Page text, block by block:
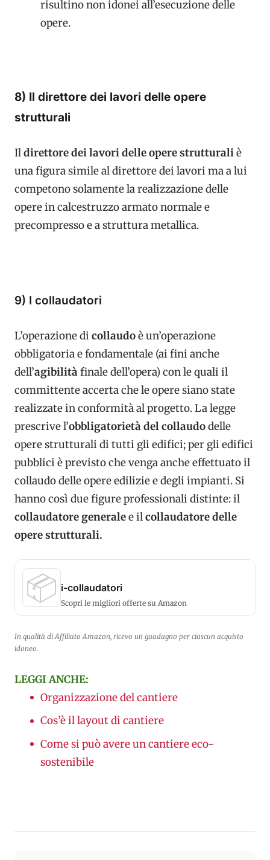
risultino non idonei all’esecuzione delle
opere.
8) Il direttore dei lavori delle opere
strutturali
Ildirettore dei lavori delle opere strutturaliè
una figura simile al direttore dei lavori ma a lui
competono solamente la realizzazione delle
opere in calcestruzzo armato normale e
precompresso e a struttura metallica.
9) I collaudatori
L’operazione di collaudoè un’operazione
obbligatoria e fondamentale (ai fini anche
dell’agibilitàfinale dell’opera) con le quali il
committente accerta che le opere siano state
realizzate in conformità al progetto. La legge
prescrive l’obbligatorietà del collaudodelle
opere strutturali di tutti gli edifici; per gli edifici
pubblici è previsto che venga anche effettuato il
collaudo delle opere edilizie e degli impianti. Si
hanno così due figure professionali distinte: il
collaudatore generalee ilcollaudatore delle
opere strutturali.
📦 i-collaudatori
Scopri le migliori offerte su Amazon
In qualità di Affiliato Amazon, ricevo un guadagno per ciascun acquisto
idoneo.
LEGGI ANCHE:
Organizzazione del cantiere
Cos’è il layout di cantiere
Come si può avere un cantiere eco-
sostenibile